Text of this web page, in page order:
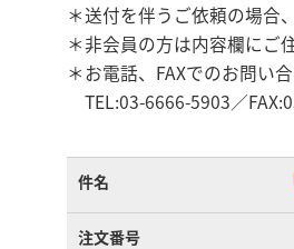
＊送付を伴うご依頼の場合
＊非会員の方は内容欄にご
＊お電話、FAXでのお問い
TEL:03-6666-5903／
件名
注文番号